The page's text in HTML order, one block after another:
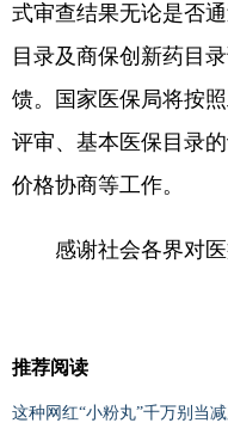
式审查结果无论是否
目录及商保创新药目
馈。国家医保局将按
评审、基本医保目录
价格协商等工作。
感谢社会各界对医
推荐阅读
这种网红“小粉丸”千万别当减